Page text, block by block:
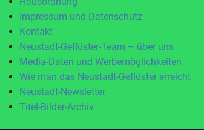
Impressum und Datenschutz
Kontakt
Neustadt-Geflüster-Team – über uns
Media-Daten und Werbemöglichkeiten
Wie man das Neustadt-Geflüster erreicht
Neustadt-Newsletter
Titel-Bilder-Archiv